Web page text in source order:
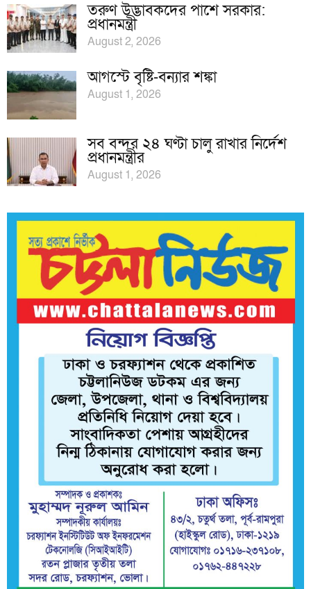
তরুণ উদ্ভাবকদের পাশে সরকার:
প্রধানমন্ত্রী
August 2, 2026
আগস্টে বৃষ্টি-বন্যার শঙ্কা
August 1, 2026
সব বন্দর ২৪ ঘণ্টা চালু রাখার নির্দেশ
প্রধানমন্ত্রীর
August 1, 2026